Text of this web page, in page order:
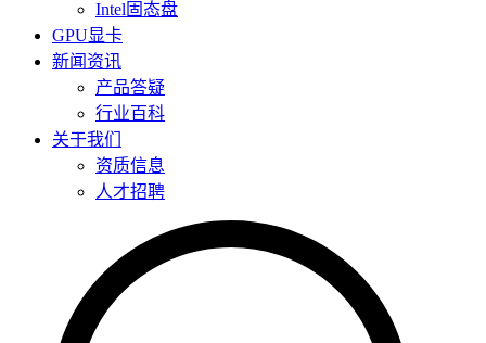
Intel固态盘
GPU显卡
新闻资讯
产品答疑
行业百科
关于我们
资质信息
人才招聘